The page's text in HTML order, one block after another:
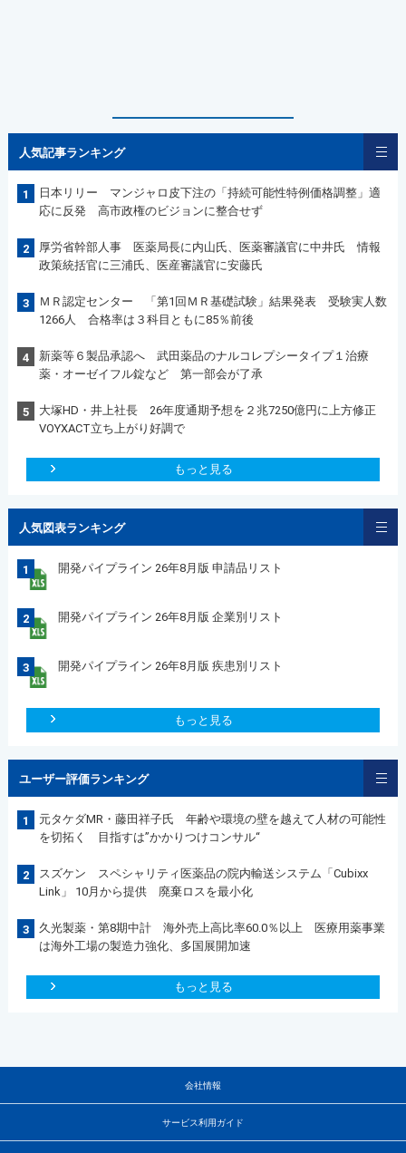
人気記事ランキング
1
日本リリー マンジャロ皮下注の「持続可能性特例価格調整」適
応に反発 高市政権のビジョンに整合せず
2
厚労省幹部人事 医薬局長に内山氏、医薬審議官に中井氏 情報
政策統括官に三浦氏、医産審議官に安藤氏
3
ＭＲ認定センター 「第1回ＭＲ基礎試験」結果発表 受験実人数
1266人 合格率は３科目ともに85％前後
4
新薬等６製品承認へ 武田薬品のナルコレプシータイプ１治療
薬・オーゼイフル錠など 第一部会が了承
5
大塚HD・井上社長 26年度通期予想を２兆7250億円に上方修正
VOYXACT立ち上がり好調で
もっと見る
人気図表ランキング
1 開発パイプライン 26年8月版 申請品リスト
2 開発パイプライン 26年8月版 企業別リスト
3 開発パイプライン 26年8月版 疾患別リスト
もっと見る
ユーザー評価ランキング
1
元タケダMR・藤田祥子氏 年齢や環境の壁を越えて人材の可能性
を切拓く 目指すは”かかりつけコンサル“
2
スズケン スペシャリティ医薬品の院内輸送システム「Cubixx
Link」 10月から提供 廃棄ロスを最小化
3
久光製薬・第8期中計 海外売上高比率60.0％以上 医療用薬事業
は海外工場の製造力強化、多国展開加速
もっと見る
会社情報
サービス利用ガイド